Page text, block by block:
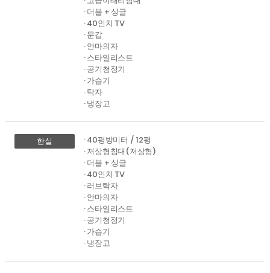
· 더블 + 싱글
· 40인치 TV
· 문갑
· 안마의자
· 스타일리스트
· 공기청정기
· 가습기
· 탁자
· 냉장고
한실
· 40평방미터 / 12평
· 저상형침대(저상형)
· 더블 + 싱글
· 40인치 TV
· 러브탁자
· 안마의자
· 스타일리스트
· 공기청정기
· 가습기
· 냉장고